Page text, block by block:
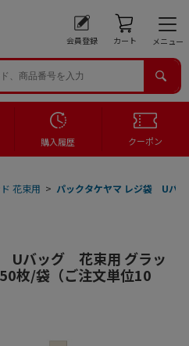
会員登録 カート メニュー
購入履歴 クーポン
花束用 > パックタケヤマ レジ袋 Uバ
Uバッグ 花束用 グラッ
枚/袋（ご注文単位10